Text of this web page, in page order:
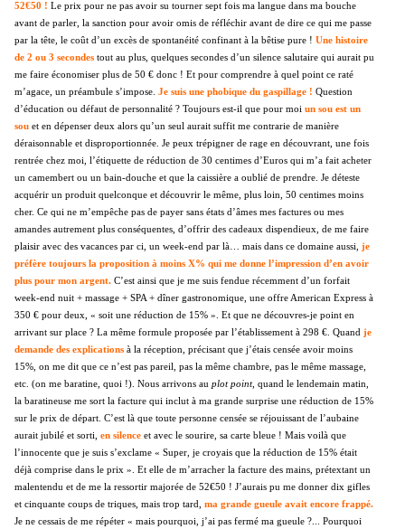
52€50 ! Le prix pour ne pas avoir su tourner sept fois ma langue dans ma bouche
avant de parler, la sanction pour avoir omis de réfléchir avant de dire ce qui me passe
par la tête, le coût d’un excès de spontanéité confinant à la bêtise pure ! Une histoire
de 2 ou 3 secondes tout au plus, quelques secondes d’un silence salutaire qui aurait pu
me faire économiser plus de 50 € donc ! Et pour comprendre à quel point ce raté
m’agace, un préambule s’impose. Je suis une phobique du gaspillage ! Question
d’éducation ou défaut de personnalité ? Toujours est-il que pour moi un sou est un
sou et en dépenser deux alors qu’un seul aurait suffit me contrarie de manière
déraisonnable et disproportionnée. Je peux trépigner de rage en découvrant, une fois
rentrée chez moi, l’étiquette de réduction de 30 centimes d’Euros qui m’a fait acheter
un camembert ou un bain-douche et que la caissière a oublié de prendre. Je déteste
acquérir un produit quelconque et découvrir le même, plus loin, 50 centimes moins
cher. Ce qui ne m’empêche pas de payer sans états d’âmes mes factures ou mes
amandes autrement plus conséquentes, d’offrir des cadeaux dispendieux, de me faire
plaisir avec des vacances par ci, un week-end par là… mais dans ce domaine aussi, je
préfère toujours la proposition à moins X% qui me donne l’impression d’en avoir
plus pour mon argent. C’est ainsi que je me suis fendue récemment d’un forfait
week-end nuit + massage + SPA + dîner gastronomique, une offre American Express à
350 € pour deux, « soit une réduction de 15% ». Et que ne découvres-je point en
arrivant sur place ? La même formule proposée par l’établissement à 298 €. Quand je
demande des explications à la réception,
précisant que j’étais censée avoir moins
15%, on me dit que ce n’est pas pareil, pas la même chambre, pas le même massage,
etc. (on me baratine, quoi !). Nous arrivons au plot point, quand le lendemain matin,
la baratineuse me sort la facture qui inclut à ma grande surprise une réduction de 15%
sur le prix de départ. C’est là que toute personne censée se réjouissant de l’aubaine
aurait jubilé et sorti, en silence et avec le sourire, sa carte bleue ! Mais voilà que
l’innocente que je suis s’exclame « Super, je croyais que la réduction de 15% était
déjà comprise dans le prix ». Et elle de m’arracher la facture des mains, prétextant un
malentendu et de me la ressortir majorée de 52€50 ! J’aurais pu me donner dix gifles
et cinquante coups de triques, mais trop tard, ma grande gueule avait encore frappé.
Je ne cessais de me répéter « mais pourquoi, j’ai pas fermé ma gueule ?... Pourquoi